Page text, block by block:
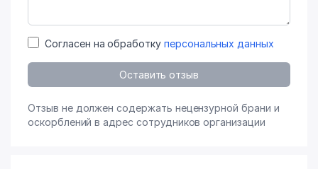
Согласен на обработку персональных данных
Оставить отзыв
Отзыв не должен содержать нецензурной брани и
оскорблений в адрес сотрудников организации